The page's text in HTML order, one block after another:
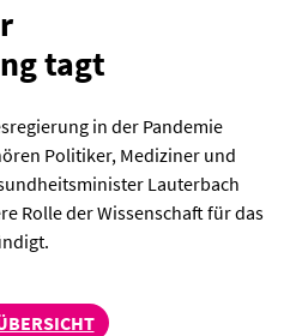
tagt
in der Pandemie
Politiker, Mediziner und
Lauterbach
Rolle der Wissenschaft für das